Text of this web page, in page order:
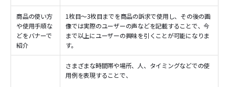
商品の使い方
や使用手順な
どをバナーで
紹介
1枚目～3枚目までを商品の訴求で使用し、その後の画
像では実際のユーザーの声などを記載することで、今
まで以上にユーザーの興味を引くことが可能になりま
す。
さまざまな時間帯や場所、人、タイミングなどでの使
用例を表現することで、